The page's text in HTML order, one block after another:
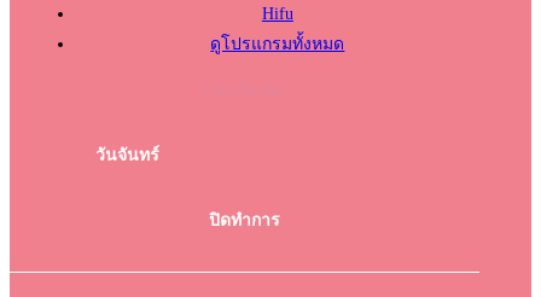
Hifu
ดูโปรแกรมทั้งหมด
วันจันทร์
ปิดทำการ